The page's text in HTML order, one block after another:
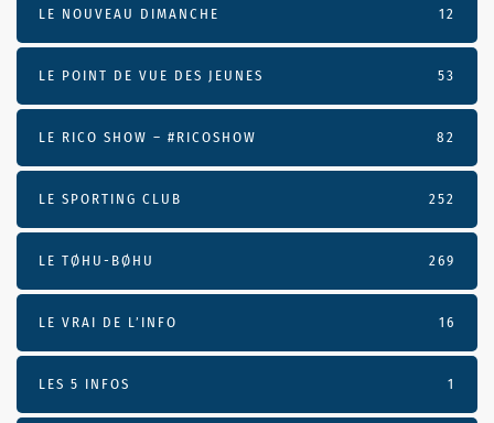
LE NOUVEAU DIMANCHE 12
LE POINT DE VUE DES JEUNES 53
LE RICO SHOW – #RICOSHOW 82
LE SPORTING CLUB 252
LE TØHU-BØHU 269
LE VRAI DE L’INFO 16
LES 5 INFOS 1